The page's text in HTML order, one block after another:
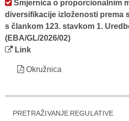
Smjernica o proporcionalnim
diversifikacije izloženosti prema
s člankom 123. stavkom 1.
(EBA/GL/2026/02)
Link
Okružnica
PRETRAŽIVANJE REGULATIVE